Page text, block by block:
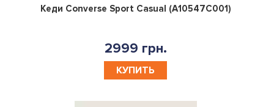
0
Кеди Converse Sport Casual (A10547C001)
2999 грн.
КУПИТЬ